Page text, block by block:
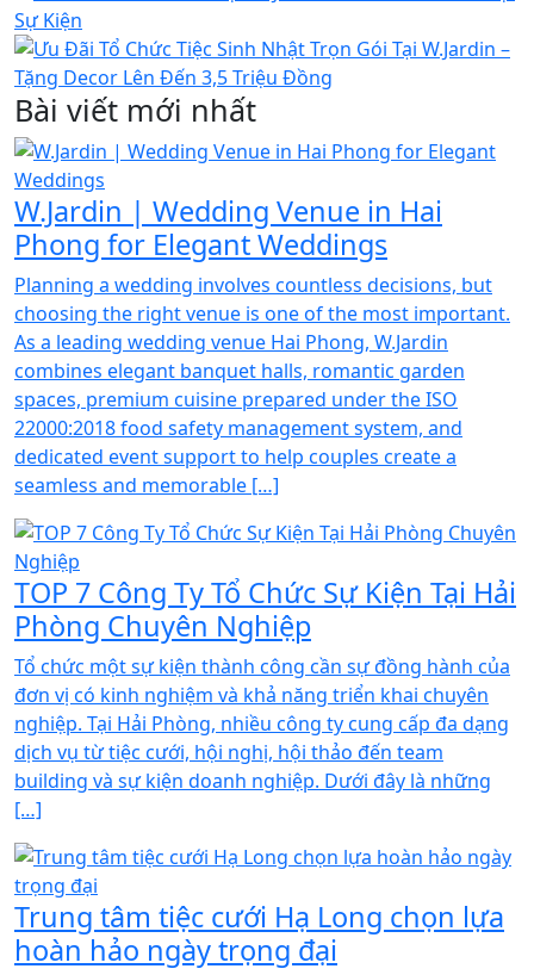
Bài viết mới nhất
W.Jardin | Wedding Venue in Hai
Phong for Elegant Weddings
Planning a wedding involves countless decisions, but
choosing the right venue is one of the most important.
As a leading wedding venue Hai Phong, W.Jardin
combines elegant banquet halls, romantic garden
spaces, premium cuisine prepared under the ISO
22000:2018 food safety management system, and
dedicated event support to help couples create a
seamless and memorable […]
TOP 7 Công Ty Tổ Chức Sự Kiện Tại Hải
Phòng Chuyên Nghiệp
Tổ chức một sự kiện thành công cần sự đồng hành của
đơn vị có kinh nghiệm và khả năng triển khai chuyên
nghiệp. Tại Hải Phòng, nhiều công ty cung cấp đa dạng
dịch vụ từ tiệc cưới, hội nghị, hội thảo đến team
building và sự kiện doanh nghiệp. Dưới đây là những
[…]
Trung tâm tiệc cưới Hạ Long chọn lựa
hoàn hảo ngày trọng đại